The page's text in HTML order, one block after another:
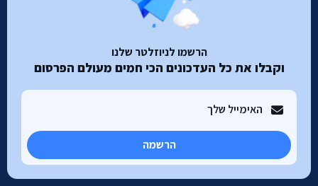
הרשמו לניוזלטר שלנו
וקבלו את כל העדכונים הכי חמים מעולם הפרסום
הרשמה